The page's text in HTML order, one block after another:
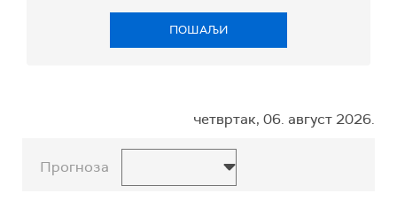
ПОШАЉИ
четвртак, 06. август 2026.
Прогноза